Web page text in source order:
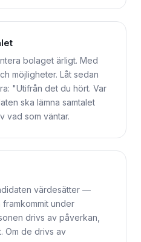
bolaget ärligt. Med
möjligheter. Låt sedan
"Utifrån det du hört. Var
ska lämna samtalet
vad som väntar.
värdesätter —
under
drivs av påverkan,
Om de drivs av